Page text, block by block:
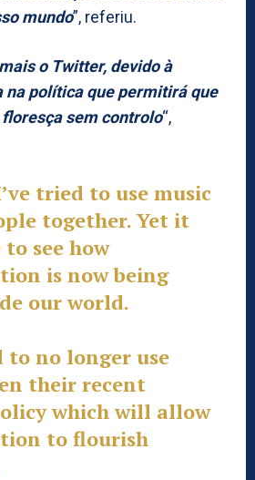
mundo”, referiu.
o Twitter, devido à
na política que permitirá que
sem controlo“,
tried to use music
together. Yet it
to see how
is now being
our world.
to no longer use
their recent
which will allow
to flourish